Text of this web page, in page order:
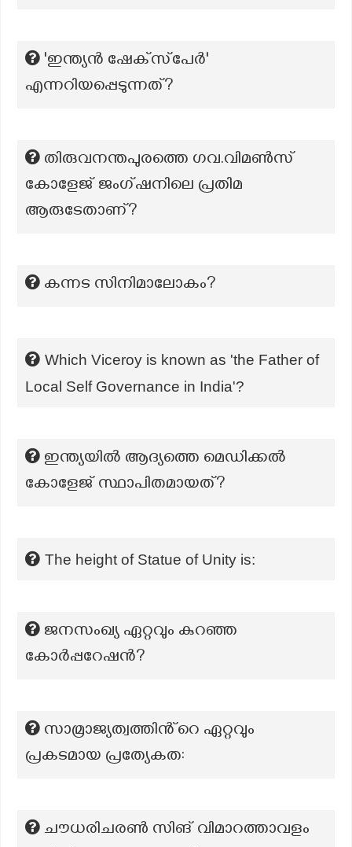
'ഇന്ത്യൻ ഷേക്‌സ്‌പേർ'
എന്നറിയപ്പെടുന്നത്?
തിരുവനന്തപുരത്തെ ഗവ.വിമൺസ്
കോളേജ് ജംഗ്‌ഷനിലെ പ്രതിമ
ആരുടേതാണ്?
കന്നട സിനിമാലോകം?
Which Viceroy is known as 'the Father of
Local Self Governance in India'?
ഇന്ത്യയിൽ ആദ്യത്തെ മെഡിക്കൽ
കോളേജ് സ്ഥാപിതമായത്?
The height of Statue of Unity is:
ജനസംഖ്യ ഏറ്റവും കുറഞ്ഞ
കോർപ്പറേഷൻ?
സാമ്രാജ്യത്വത്തിൻ്റെ ഏറ്റവും
പ്രകടമായ പ്രത്യേകത:
ചൗധരിചരൺ സിങ് വിമാറത്താവളം